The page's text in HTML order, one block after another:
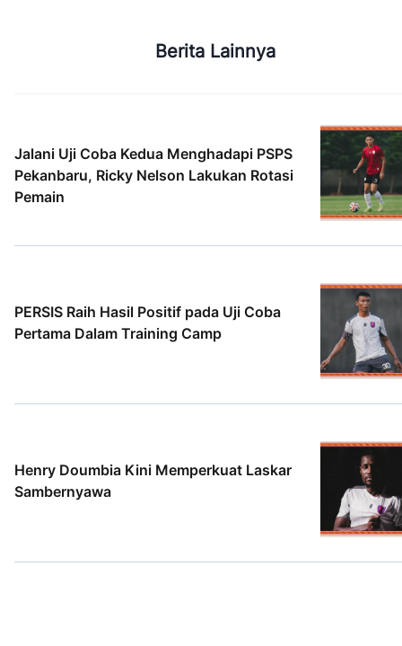
Berita Lainnya
Jalani Uji Coba Kedua Menghadapi PSPS
Pekanbaru, Ricky Nelson Lakukan Rotasi
Pemain
PERSIS Raih Hasil Positif pada Uji Coba
Pertama Dalam Training Camp
Henry Doumbia Kini Memperkuat Laskar
Sambernyawa